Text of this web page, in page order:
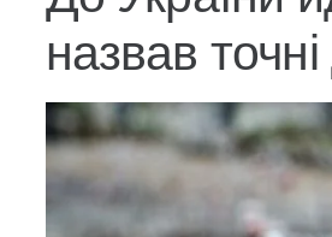
назвав